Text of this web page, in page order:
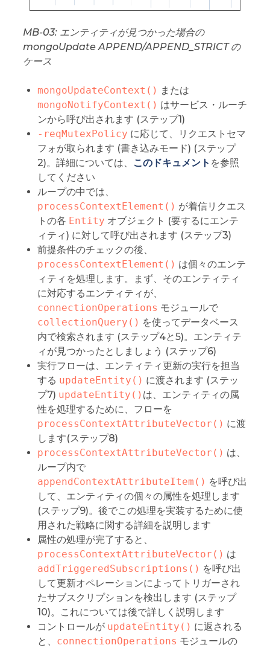
MB-03: エンティティが見つかった場合の
mongoUpdate APPEND/APPEND_STRICT の
ケース
mongoUpdateContext() または
mongoNotifyContext() はサービス・ルーチ
ンから呼び出されます (ステップ1)
-reqMutexPolicy に応じて、リクエストセマ
フォが取られます (書き込みモード) (ステップ
2)。詳細については、
このドキュメント を参照
してください
ループの中では、
processContextElement() が着信リクエス
トの各 Entity オブジェクト (要するにエンテ
ィティ) に対して呼び出されます (ステップ3)
前提条件のチェックの後、
processContextElement() は個々のエンテ
ィティを処理します。まず、そのエンティティ
に対応するエンティティが、
connectionOperations モジュールで
collectionQuery() を使ってデータベース
内で検索されます (ステップ4と5)。エンティテ
ィが見つかったとしましょう (ステップ6)
実行フローは、エンティティ更新の実行を担当
する updateEntity() に渡されます (ステッ
プ7) updateEntity() は、エンティティの属
性を処理するために、フローを
processContextAttributeVector() に渡
します(ステップ8)
processContextAttributeVector() は、
ループ内で
appendContextAttributeItem() を呼び出
して、エンティティの個々の属性を処理します
(ステップ9)。後でこの処理を実装するために使
用された戦略に関する詳細を説明します
属性の処理が完了すると、
processContextAttributeVector() は
addTriggeredSubscriptions() を呼び出
して更新オペレーションによってトリガーされ
たサブスクリプションを検出します (ステップ
10)。これについては後で詳しく説明します
コントロールが updateEntity() に返される
と、 connectionOperations モジュールの